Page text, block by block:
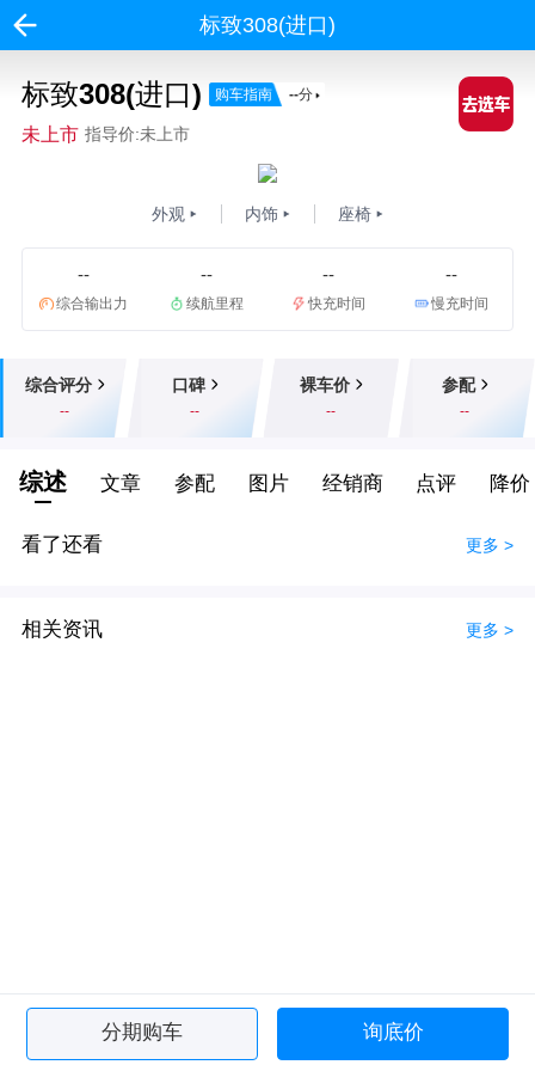
标致308(进口)
标致308(进口) 购车指南 --分
未上市 指导价:未上市
外观 内饰 座椅
--
综合输出力
--
续航里程
--
快充时间
--
慢充时间
综合评分
--
口碑
--
裸车价
--
参配
--
综述 文章 参配 图片 经销商 点评 降价
看了还看 更多 >
相关资讯 更多 >
分期购车 询底价